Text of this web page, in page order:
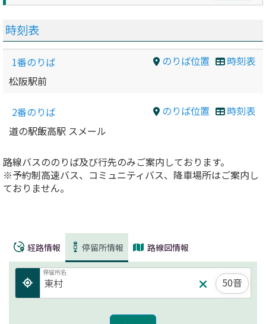
時刻表
のりば位置 時刻表
1番のりば
松阪駅前
のりば位置 時刻表
2番のりば
道の駅飯高駅 スメール
路線バスののりば及び行先のみご案内しております。
※予約制高速バス、コミュニティバス、降車場所はご案内し
ておりません。
経路情報 停留所情報 路線図情報
停留所名
50音